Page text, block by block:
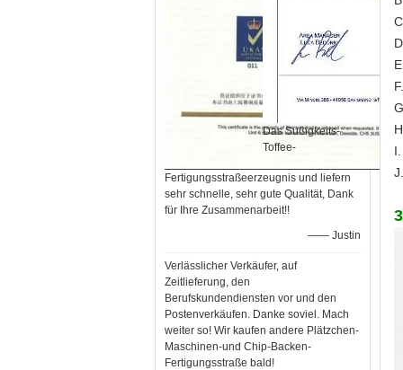
Das Süßigkeits-
Toffee-
Fertigungsstraßeerzeugnis und liefern
sehr schnelle, sehr gute Qualität, Dank
für Ihre Zusammenarbeit!!
—— Justin
Verlässlicher Verkäufer, auf
Zeitlieferung, den
Berufskundendiensten vor und den
Postenverkäufen. Danke soviel. Mach
weiter so! Wir kaufen andere Plätzchen-
Maschinen-und Chip-Backen-
Fertigungsstraße bald!